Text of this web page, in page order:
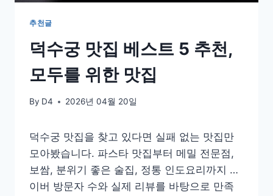
추천글
덕수궁 맛집 베스트 5 추천,
모두를 위한 맛집
By D4 2026년 04월 20일
덕수궁 맛집을 찾고 있다면 실패 없는 맛집만
모아봤습니다. 파스타 맛집부터 메밀 전문점,
보쌈, 분위기 좋은 술집, 정통 인도요리까지 네
이버 방문자 수와 실제 리뷰를 바탕으로 만족